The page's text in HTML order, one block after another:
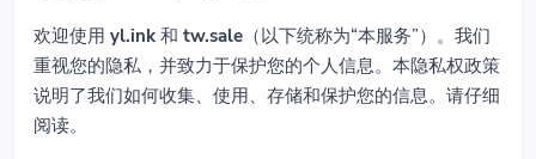
欢迎使用 yl.ink 和 tw.sale （以下统称为“本服务”）。我们
重视您的隐私，并致力于保护您的个人信息。本隐私权政策
说明了我们如何收集、使用、存储和保护您的信息。请仔细
阅读。